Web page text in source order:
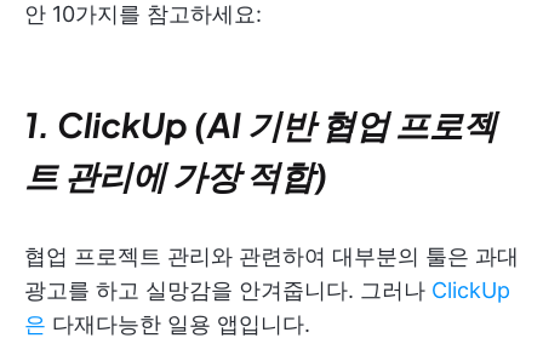
안 10가지를 참고하세요:
1. ClickUp (AI 기반 협업 프로젝
트 관리에 가장 적합)
협업 프로젝트 관리와 관련하여 대부분의 툴은 과대
광고를 하고 실망감을 안겨줍니다. 그러나 ClickUp
은 다재다능한 일용 앱입니다.